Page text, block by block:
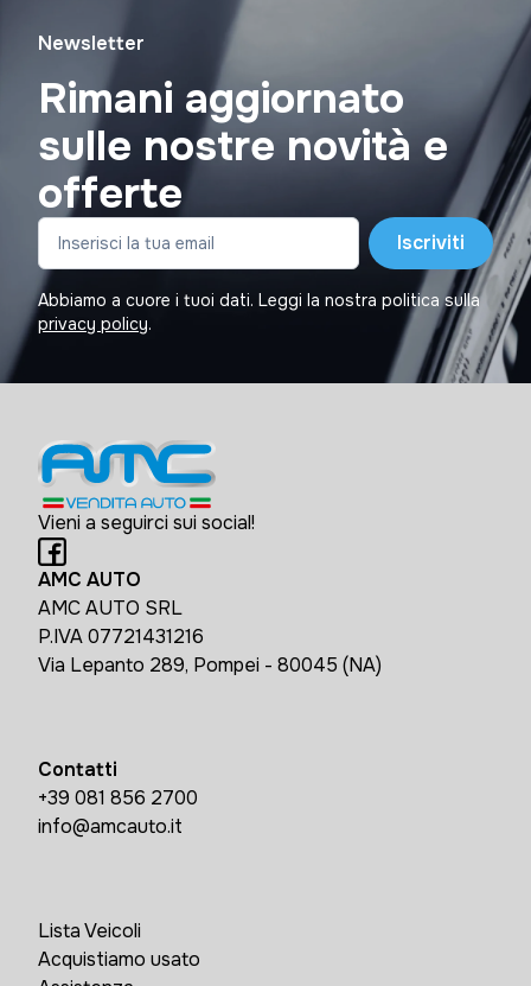
Newsletter
Rimani aggiornato
sulle nostre novità e
offerte
Iscriviti
Abbiamo a cuore i tuoi dati. Leggi la nostra politica sulla
privacy policy.
Vieni a seguirci sui social!
AMC AUTO
AMC AUTO SRL
P.IVA 07721431216
Via Lepanto 289, Pompei - 80045 (NA)
Contatti
+39 081 856 2700
info@amcauto.it
Lista Veicoli
Acquistiamo usato